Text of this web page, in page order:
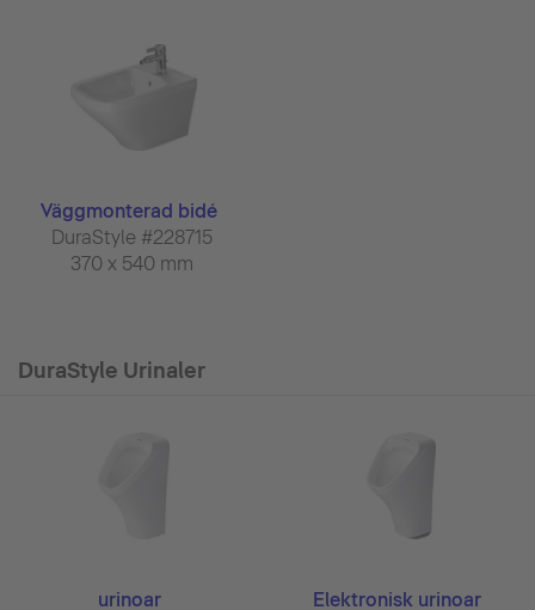
Väggmonterad bidé
DuraStyle #228715
370 x 540 mm
DuraStyle Urinaler
urinoar
Elektronisk urinoar